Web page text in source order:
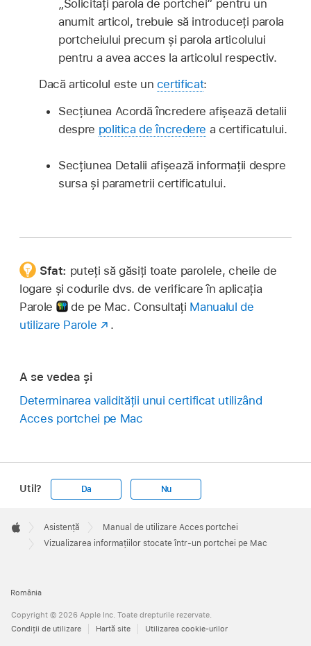
„Solicitați parola de portchei“ pentru un
anumit articol, trebuie să introduceți parola
portcheiului precum și parola articolului
pentru a avea acces la articolul respectiv.
Dacă articolul este un certificat:
Secțiunea Acordă încredere afișează detalii
despre politica de încredere a certificatului.
Secțiunea Detalii afișează informații despre
sursa și parametrii certificatului.
Sfat: puteți să găsiți toate parolele, cheile de
logare și codurile dvs. de verificare în aplicația
Parole
de pe Mac. Consultați Manualul de
utilizare Parole
.
A se vedea și
Determinarea validității unui certificat utilizând
Acces portchei pe Mac
Util? Da Nu
Footer

Apple
Asistență
Manual de utilizare Acces portchei
Vizualizarea informațiilor stocate într-un portchei pe Mac
România
Copyright © 2026 Apple Inc. Toate drepturile rezervate.
Condiţii de utilizare
Hartă site Utilizarea cookie-urilor